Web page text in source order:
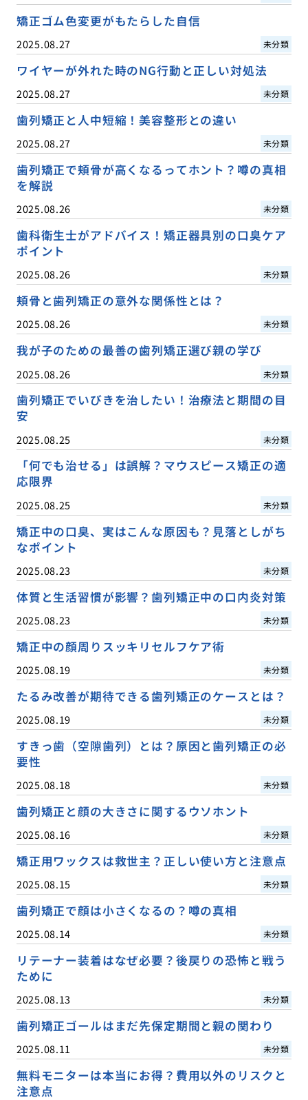
矯正ゴム色変更がもたらした自信
2025.08.27 未分類
ワイヤーが外れた時のNG行動と正しい対処法
2025.08.27 未分類
歯列矯正と人中短縮！美容整形との違い
2025.08.27 未分類
歯列矯正で頬骨が高くなるってホント？噂の真相
を解説
2025.08.26 未分類
歯科衛生士がアドバイス！矯正器具別の口臭ケア
ポイント
2025.08.26 未分類
頬骨と歯列矯正の意外な関係性とは？
2025.08.26 未分類
我が子のための最善の歯列矯正選び親の学び
2025.08.26 未分類
歯列矯正でいびきを治したい！治療法と期間の目
安
2025.08.25 未分類
「何でも治せる」は誤解？マウスピース矯正の適
応限界
2025.08.25 未分類
矯正中の口臭、実はこんな原因も？見落としがち
なポイント
2025.08.23 未分類
体質と生活習慣が影響？歯列矯正中の口内炎対策
2025.08.23 未分類
矯正中の顔周りスッキリセルフケア術
2025.08.19 未分類
たるみ改善が期待できる歯列矯正のケースとは？
2025.08.19 未分類
すきっ歯（空隙歯列）とは？原因と歯列矯正の必
要性
2025.08.18 未分類
歯列矯正と顔の大きさに関するウソホント
2025.08.16 未分類
矯正用ワックスは救世主？正しい使い方と注意点
2025.08.15 未分類
歯列矯正で顔は小さくなるの？噂の真相
2025.08.14 未分類
リテーナー装着はなぜ必要？後戻りの恐怖と戦う
ために
2025.08.13 未分類
歯列矯正ゴールはまだ先保定期間と親の関わり
2025.08.11 未分類
無料モニターは本当にお得？費用以外のリスクと
注意点